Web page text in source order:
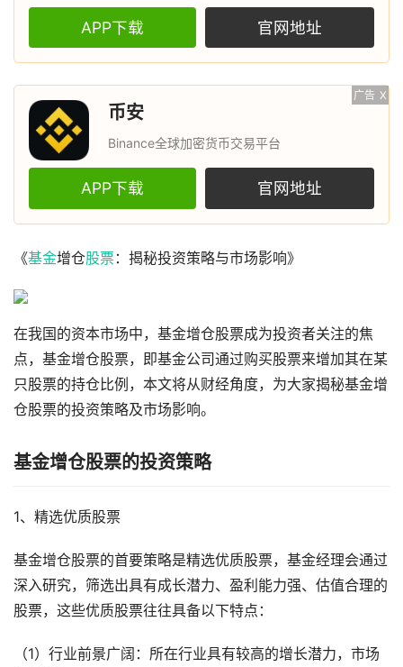
APP下载 官网地址
广告 X
币安
Binance全球加密货币交易平台
APP下载 官网地址
《基金增仓股票：揭秘投资策略与市场影响》
在我国的资本市场中，基金增仓股票成为投资者关注的焦
点，基金增仓股票，即基金公司通过购买股票来增加其在某
只股票的持仓比例，本文将从财经角度，为大家揭秘基金增
仓股票的投资策略及市场影响。
基金增仓股票的投资策略
1、精选优质股票
基金增仓股票的首要策略是精选优质股票，基金经理会通过
深入研究，筛选出具有成长潜力、盈利能力强、估值合理的
股票，这些优质股票往往具备以下特点：
（1）行业前景广阔：所在行业具有较高的增长潜力，市场